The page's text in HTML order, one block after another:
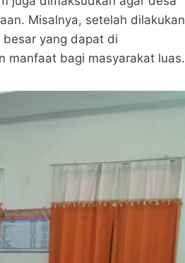
Misalnya, setelah dilakukan
yang dapat di
manfaat bagi masyarakat luas.